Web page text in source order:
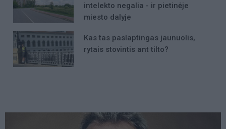
intelekto negalia - ir pietinėje
miesto dalyje
Kas tas paslaptingas jaunuolis,
rytais stovintis ant tilto?